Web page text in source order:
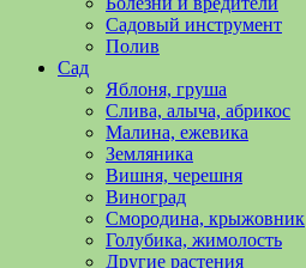
уходу
овощами,
растениями
Поможем
обустройстве
Садовый инструмент
Полив
Сад
Яблоня, груша
Слива, алыча, абрикос
Малина, ежевика
Земляника
Вишня, черешня
Виноград
Смородина, крыжовник
Голубика, жимолость
Другие растения